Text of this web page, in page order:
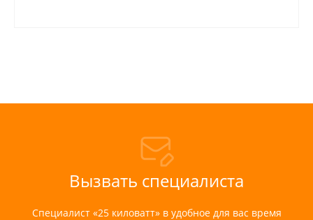
Вызвать специалиста
Специалист «25 киловатт» в удобное для вас время